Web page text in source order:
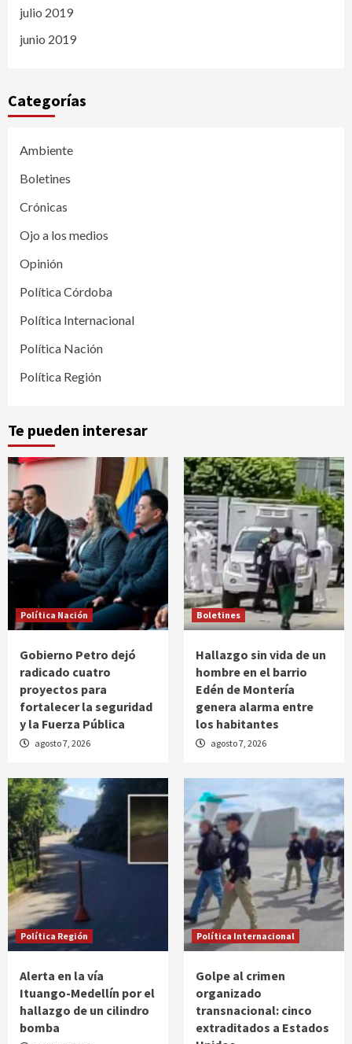
julio 2019
junio 2019
Categorías
Ambiente
Boletines
Crónicas
Ojo a los medios
Opinión
Política Córdoba
Política Internacional
Política Nación
Política Región
Te pueden interesar
Política Nación
Gobierno Petro dejó
radicado cuatro
proyectos para
fortalecer la seguridad
y la Fuerza Pública
agosto 7, 2026
Boletines
Hallazgo sin vida de un
hombre en el barrio
Edén de Montería
genera alarma entre
los habitantes
agosto 7, 2026
Política Región
Alerta en la vía
Ituango-Medellín por el
hallazgo de un cilindro
bomba
Política Internacional
Golpe al crimen
organizado
transnacional: cinco
extraditados a Estados